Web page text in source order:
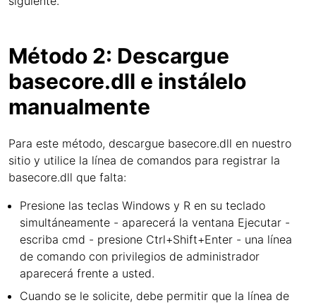
Método 2: Descargue
basecore.dll e instálelo
manualmente
Para este método, descargue basecore.dll en nuestro
sitio y utilice la línea de comandos para registrar la
basecore.dll que falta:
Presione las teclas Windows y R en su teclado
simultáneamente - aparecerá la ventana Ejecutar -
escriba cmd - presione Ctrl+Shift+Enter - una línea
de comando con privilegios de administrador
aparecerá frente a usted.
Cuando se le solicite, debe permitir que la línea de